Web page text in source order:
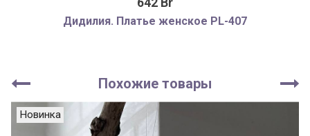
Дидилия. Платье женское PL-407
Похожие товары
Новинка